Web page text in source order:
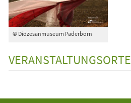
© Diözesanmuseum Paderborn
VERANSTALTUNGSORTE